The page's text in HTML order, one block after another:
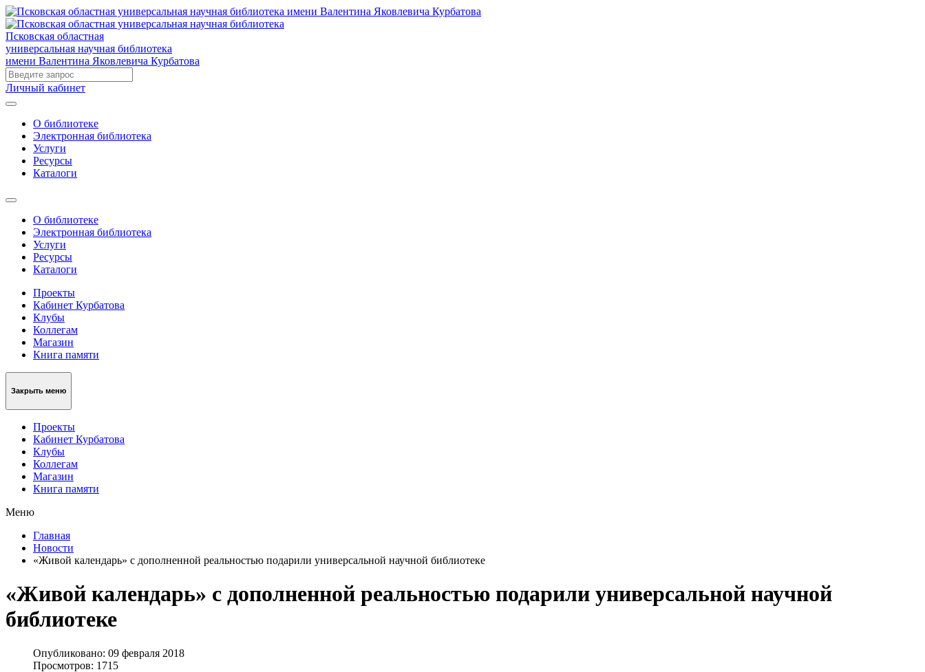
Псковская областная
универсальная научная библиотека
имени Валентина Яковлевича Курбатова
Личный кабинет
О библиотеке
Электронная библиотека
Услуги
Ресурсы
Каталоги
О библиотеке
Электронная библиотека
Услуги
Ресурсы
Каталоги
Проекты
Кабинет Курбатова
Клубы
Коллегам
Магазин
Книга памяти
Закрыть меню
Проекты
Кабинет Курбатова
Клубы
Коллегам
Магазин
Книга памяти
Меню
Главная
Новости
«Живой календарь» с дополненной реальностью подарили универсальной научной библиотеке
«Живой календарь» с дополненной реальностью подарили универсальной научной
библиотеке
Опубликовано: 09 февраля 2018
Просмотров: 1715